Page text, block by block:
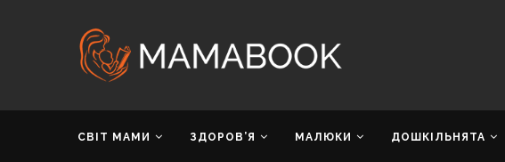
СВІТ МАМИ ЗДОРОВ’Я МАЛЮКИ ДОШКІЛЬНЯТА